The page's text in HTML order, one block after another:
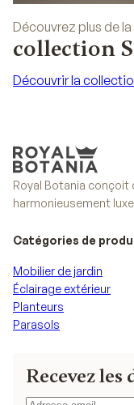
Découvrez plus de la
collection
Découvrir la
Royal Botania conçoit
harmonieusement
Recevez
Catégories de
Mobilier de jardin
Éclairage extérieur
Planteurs
Parasols